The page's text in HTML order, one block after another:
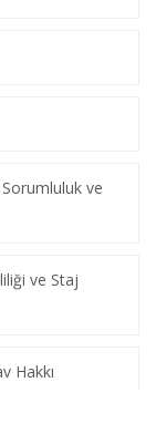
ve
ve Staj
Hakkı